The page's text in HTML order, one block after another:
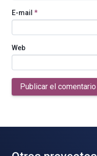
E-mail *
Web
Publicar el comentario